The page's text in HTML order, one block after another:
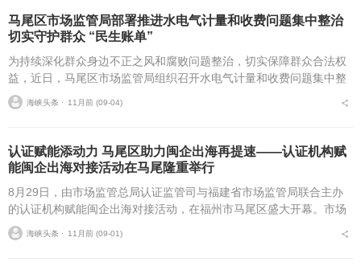
马尾区市场监管局部署推进水电气计量和收费问题集中整治
切实守护群众 “民生账单”
为持续深化群众身边不正之风和腐败问题整治，切实保障群众合法权
益，近日，马尾区市场监管局组织召开水电气计量和收费问题集中整
治工作部署推进会。局分管领导，分局、各监管所及计量科、执法大
队负责人等参会。会议...
海峡头条 ⋅ 11月前 (09-04)
认证赋能添动力 马尾区助力闽企出海再提速——认证机构赋
能闽企出海对接活动在马尾隆重举行
8月29日，由市场监管总局认证监管司与福建省市场监管局联合主办
的认证机构赋能闽企出海对接活动，在福州市马尾区盛大开幕。市场
监管总局认证监管司、福建省市场监管局（省知识产权局）、省市多
家科研院所、中国（...
海峡头条 ⋅ 11月前 (09-01)